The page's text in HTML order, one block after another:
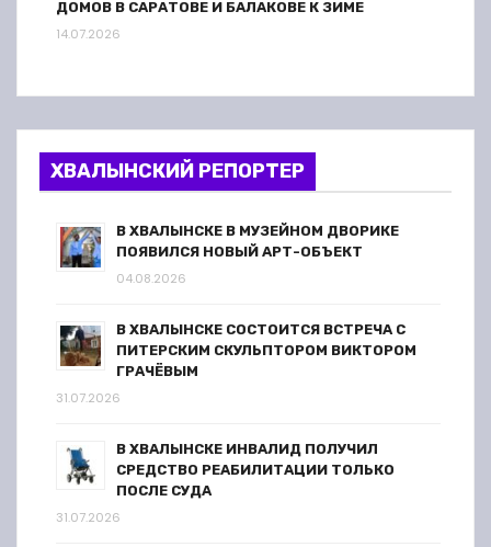
ДОМОВ В САРАТОВЕ И БАЛАКОВЕ К ЗИМЕ
14.07.2026
ХВАЛЫНСКИЙ РЕПОРТЕР
В ХВАЛЫНСКЕ В МУЗЕЙНОМ ДВОРИКЕ
ПОЯВИЛСЯ НОВЫЙ АРТ-ОБЪЕКТ
04.08.2026
В ХВАЛЫНСКЕ СОСТОИТСЯ ВСТРЕЧА С
ПИТЕРСКИМ СКУЛЬПТОРОМ ВИКТОРОМ
ГРАЧЁВЫМ
31.07.2026
В ХВАЛЫНСКЕ ИНВАЛИД ПОЛУЧИЛ
СРЕДСТВО РЕАБИЛИТАЦИИ ТОЛЬКО
ПОСЛЕ СУДА
31.07.2026